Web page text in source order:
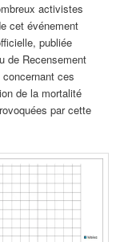
activistes
cet événement
publiée
de Recensement
ces
de la mortalité
par cette